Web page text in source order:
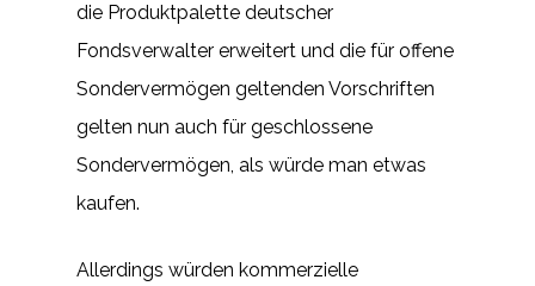
die Produktpalette deutscher
Fondsverwalter erweitert und die für offene
Sondervermögen geltenden Vorschriften
gelten nun auch für geschlossene
Sondervermögen, als würde man etwas
kaufen.
Allerdings würden kommerzielle